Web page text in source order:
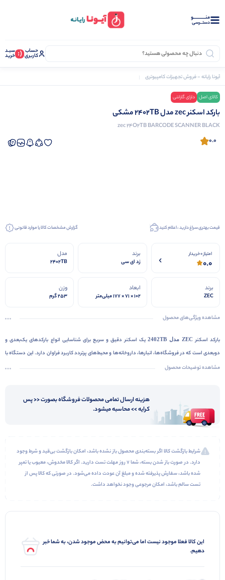
منــــــــــــو
دستــرسی
حساب
کاربری (: سبـد
خرید
آیونا رایانه - فروش تجهیزات کامپیوتری
کالای اصل دارای گارانتی
بارکد اسکنر zec مدل 2402TB مشکی
zec 24O2TB BARCODE SCANNER BLACK
0.0
قیمت بهتری سراغ دارید ، اعلام کنید گزارش مشخصات کالا یا موارد قانونی
امتیاز 0 خریدار
0.0
برند
زد ای سی
مدل
2402TB
برند
ZEC
ابعاد
۱۰۲ × ۷۱ × ۱۷۷ میلی‌متر
وزن
253 گرم
مشاهده ویژگی‌های محصول
بارکد اسکنر ZEC مدل 2402TB
یک اسکنر دقیق و سریع برای شناسایی انواع بارکدهای یک‌بعدی و
دوبعدی است که در فروشگاه‌ها، انبارها، داروخانه‌ها و محیط‌های پرتردد کاربرد فراوان دارد. این دستگاه با
فناوری پیشرفته خود قادر است بارکدها را از روی کاغذ، لیبل و حتی نمایشگر موبایل و تبلت به‌راحتی بخواند و
طراحی ارگونومیک و سبک آن راحتی در استفاده طولانی‌مدت را تضمین کرده و بدنه مقاوم دستگاه نیز دوام و
کارایی آن را در محیط‌های پرکار تضمین می‌کند. اگر به دنبال بارکدخوانی سریع، دقیق و مقرون‌به‌صرفه برای
مشاهده توضیحات محصول
هزینه ارسال تمامی محصولات فروشگاه بصورت << پس
کرایه >> محاسبه میشود.
شرایط بازگشت کالا اگر بسته‌بندی محصول باز نشده باشد، امکان بازگشت بی‌قید و شرط وجود
دارد. در صورت باز شدن بسته، شما ۷ روز مهلت تست دارید. اگر کالا مخدوش، معیوب یا تمپر
شده باشد، سفارش پذیرفته شده و مبلغ آن عودت داده می‌شود. در صورتی که کالا پس از
تست سالم باشد، امکان مرجوعی وجود نخواهد داشت.
این کالا فعلا موجود نیست اما می‌توانیم به محض موجود شدن، به شما خبر
دهیم.